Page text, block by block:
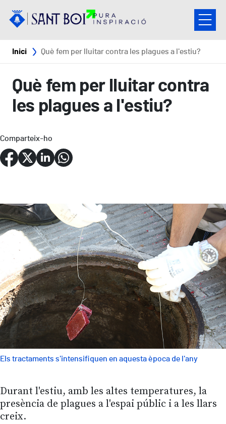
Fil d'ariadna
Inici Què fem per lluitar contra les plagues a l'estiu?
Què fem per lluitar contra
les plagues a l'estiu?
Comparteix-ho
Els tractaments s'intensifiquen en aquesta època de l'any
Durant l'estiu, amb les altes temperatures, la
presència de plagues a l'espai públic i a les llars
creix.